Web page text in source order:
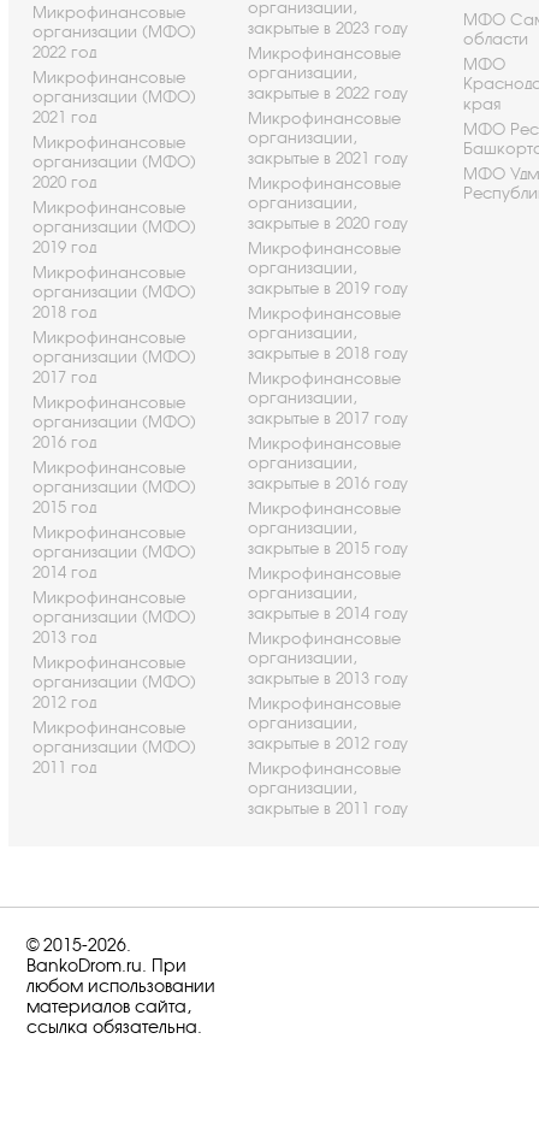
Микрофинансовые
организации (МФО)
2022 год
Микрофинансовые
организации (МФО)
2021 год
Микрофинансовые
организации (МФО)
2020 год
Микрофинансовые
организации (МФО)
2019 год
Микрофинансовые
организации (МФО)
2018 год
Микрофинансовые
организации (МФО)
2017 год
Микрофинансовые
организации (МФО)
2016 год
Микрофинансовые
организации (МФО)
2015 год
Микрофинансовые
организации (МФО)
2014 год
Микрофинансовые
организации (МФО)
2013 год
Микрофинансовые
организации (МФО)
2012 год
Микрофинансовые
организации (МФО)
2011 год
организации,
закрытые в 2023 году
Микрофинансовые
организации,
закрытые в 2022 году
Микрофинансовые
организации,
закрытые в 2021 году
Микрофинансовые
организации,
закрытые в 2020 году
Микрофинансовые
организации,
закрытые в 2019 году
Микрофинансовые
организации,
закрытые в 2018 году
Микрофинансовые
организации,
закрытые в 2017 году
Микрофинансовые
организации,
закрытые в 2016 году
Микрофинансовые
организации,
закрытые в 2015 году
Микрофинансовые
организации,
закрытые в 2014 году
Микрофинансовые
организации,
закрытые в 2013 году
Микрофинансовые
организации,
закрытые в 2012 году
Микрофинансовые
организации,
закрытые в 2011 году
МФО
области
МФО
края
МФО
МФО
© 2015-2026.
BankoDrom.ru. При
любом использовании
материалов сайта,
ссылка обязательна.